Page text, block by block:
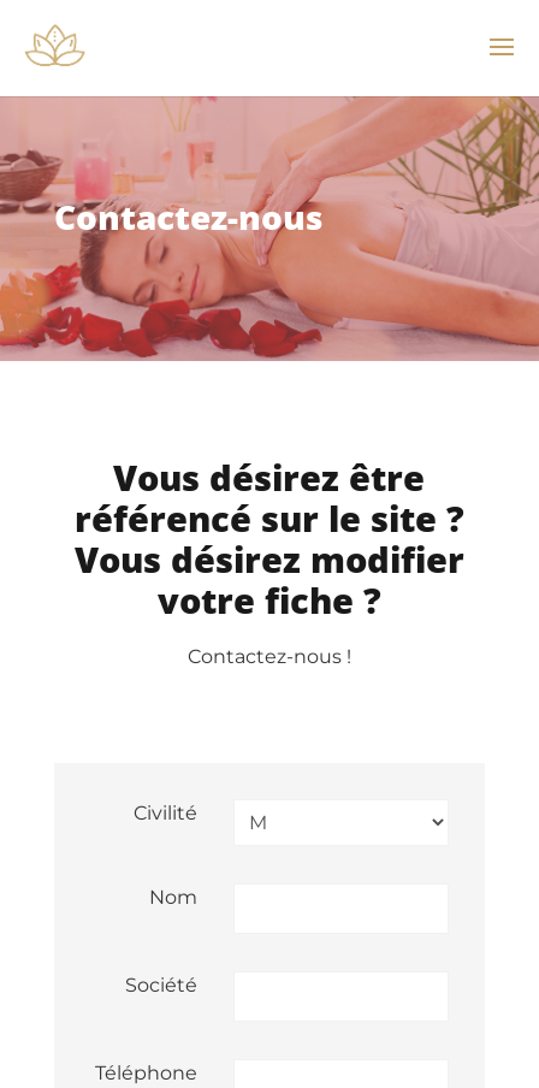
Contactez-nous
Vous désirez être
référencé sur le site ?
Vous désirez modifier
votre fiche ?
Contactez-nous !
Civilité
Nom
Société
Téléphone